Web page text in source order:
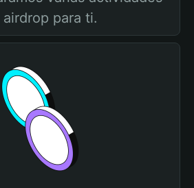
airdrop para ti.